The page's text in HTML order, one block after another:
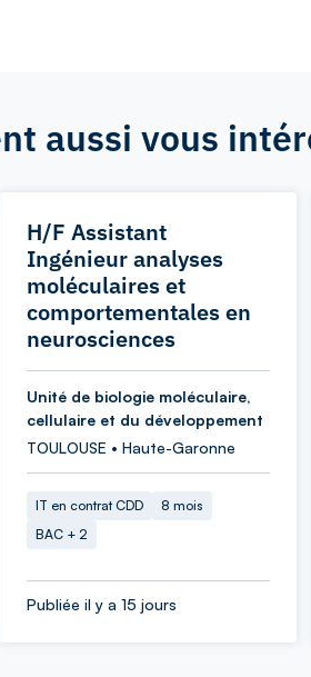
aussi vous
H/F Assistant
Ingénieur analyses
moléculaires et
comportementales en
neurosciences
Unité de biologie moléculaire,
cellulaire et du développement
TOULOUSE • Haute-Garonne
IT en contrat CDD
8 mois
BAC + 2
Publiée il y a 15 jours